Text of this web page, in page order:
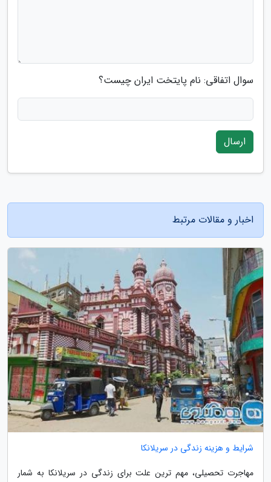
سوال اتفاقی: نام پایتخت ایران چیست؟
ارسال
اخبار و مقالات مرتبط
شرایط و هزینه زندگی در سریلانکا
مهاجرت تحصیلی، مهم ترین علت برای زندگی در سریلانکا به شمار